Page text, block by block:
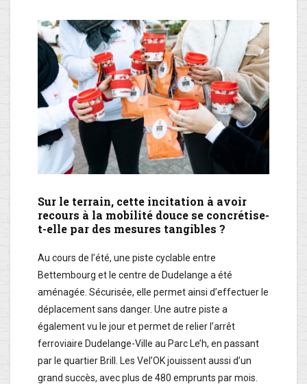
Sur le terrain, cette incitation à avoir
recours à la mobilité douce se concrétise-
t-elle par des mesures tangibles ?
Au cours de l’été, une piste cyclable entre
Bettembourg et le centre de Dudelange a été
aménagée. Sécurisée, elle permet ainsi d’effectuer le
déplacement sans danger. Une autre piste a
également vu le jour et permet de relier l’arrêt
ferroviaire Dudelange-Ville au Parc Le’h, en passant
par le quartier Brill. Les Vel’OK jouissent aussi d’un
grand succès, avec plus de 480 emprunts par mois.